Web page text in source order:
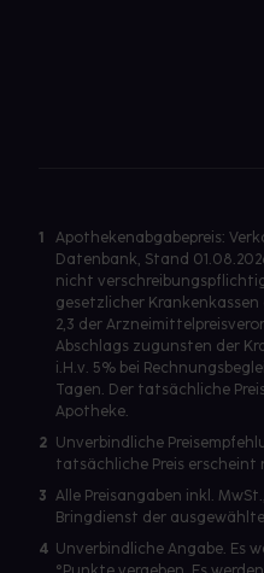
1
Apothekenabgabepreis:
Datenbank, Stand
nicht
gesetzlicher Krankenkassen
2,3 der
Abschlags zugunsten der
i.H.v. 5% bei
Tagen. Der tatsächliche
Apotheke.
2 Unverbindliche
tatsächliche Preis erscheint
3 Alle Preisangaben inkl.
Bringdienst der
4 Unverbindliche Angabe. Es